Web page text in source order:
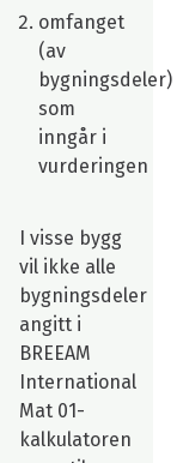
omfanget
(av
bygningsdeler)
som
inngår i
vurderingen
I visse bygg
vil ikke alle
bygningsdeler
angitt i
BREEAM
International
Mat 01-
kalkulatoren